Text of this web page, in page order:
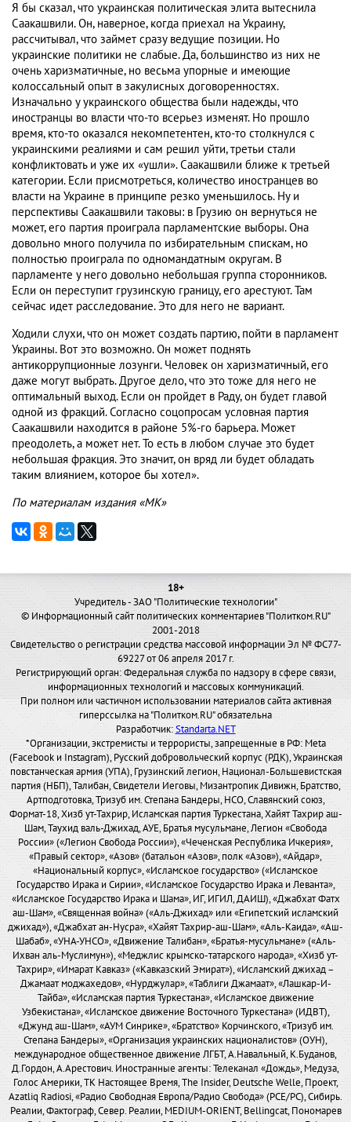
Я бы сказал, что украинская политическая элита вытеснила
Саакашвили. Он, наверное, когда приехал на Украину,
рассчитывал, что займет сразу ведущие позиции. Но
украинские политики не слабые. Да, большинство из них не
очень харизматичные, но весьма упорные и имеющие
колоссальный опыт в закулисных договоренностях.
Изначально у украинского общества были надежды, что
иностранцы во власти что-то всерьез изменят. Но прошло
время, кто-то оказался некомпетентен, кто-то столкнулся с
украинскими реалиями и сам решил уйти, третьи стали
конфликтовать и уже их «ушли». Саакашвили ближе к третьей
категории. Если присмотреться, количество иностранцев во
власти на Украине в принципе резко уменьшилось. Ну и
перспективы Саакашвили таковы: в Грузию он вернуться не
может, его партия проиграла парламентские выборы. Она
довольно много получила по избирательным спискам, но
полностью проиграла по одномандатным округам. В
парламенте у него довольно небольшая группа сторонников.
Если он переступит грузинскую границу, его арестуют. Там
сейчас идет расследование. Это для него не вариант.
Ходили слухи, что он может создать партию, пойти в парламент
Украины. Вот это возможно. Он может поднять
антикоррупционные лозунги. Человек он харизматичный, его
даже могут выбрать. Другое дело, что это тоже для него не
оптимальный выход. Если он пройдет в Раду, он будет главой
одной из фракций. Согласно соцопросам условная партия
Саакашвили находится в районе 5%-го барьера. Может
преодолеть, а может нет. То есть в любом случае это будет
небольшая фракция. Это значит, он вряд ли будет обладать
таким влиянием, которое бы хотел».
По материалам издания «МК»
18+
Учредитель - ЗАО "Политические технологии"
© Информационный сайт политических комментариев "Политком.RU"
2001-2018
Свидетельство о регистрации средства массовой информации Эл № ФС77-
69227 от 06 апреля 2017 г.
Регистрирующий орган: Федеральная служба по надзору в сфере связи,
информационных технологий и массовых коммуникаций.
При полном или частичном использовании материалов сайта активная
гиперссылка на "Политком.RU" обязательна
Разработчик:Standarta.NET
*Организации, экстремисты и террористы, запрещенные в РФ: Meta
(Facebook и Instagram), Русский добровольческий корпус (РДК), Украинская
повстанческая армия (УПА), Грузинский легион, Национал-Большевистская
партия (НБП), Талибан, Свидетели Иеговы, Мизантропик Дивижн, Братство,
Артподготовка, Тризуб им. Степана Бандеры, НСО, Славянский союз,
Формат-18, Хизб ут-Тахрир, Исламская партия Туркестана, Хайят Тахрир аш-
Шам, Таухид валь-Джихад, АУЕ, Братья мусульмане, Легион «Свобода
России» («Легион Свобода России»), «Чеченская Республика Ичкерия»,
«Правый сектор», «Азов» (батальон «Азов», полк «Азов»), «Айдар»,
«Национальный корпус», «Исламское государство» («Исламское
Государство Ирака и Сирии», «Исламское Государство Ирака и Леванта»,
«Исламское Государство Ирака и Шама», ИГ, ИГИЛ, ДАИШ), «Джабхат Фатх
аш-Шам», «Священная война» («Аль-Джихад» или «Египетский исламский
джихад»), «Джабхат ан-Нусра», «Хайят Тахрир-аш-Шам», «Аль-Каида», «Аш-
Шабаб», «УНА-УНСО», «Движение Талибан», «Братья-мусульмане» («Аль-
Ихван аль-Муслимун»), «Меджлис крымско-татарского народа», «Хизб ут-
Тахрир», «Имарат Кавказ» («Кавказский Эмират»), «Исламский джихад –
Джамаат моджахедов», «Нурджулар», «Таблиги Джамаат», «Лашкар-И-
Тайба», «Исламская партия Туркестана», «Исламское движение
Узбекистана», «Исламское движение Восточного Туркестана» (ИДВТ),
«Джунд аш-Шам», «АУМ Синрике», «Братство» Корчинского, «Тризуб им.
Степана Бандеры», «Организация украинских националистов» (ОУН),
международное общественное движение ЛГБТ, А.Навальный, К.Буданов,
Д.Гордон, А.Арестович. Иностранные агенты: Телеканал «Дождь», Медуза,
Голос Америки, ТК Настоящее Время, The Insider, Deutsche Welle, Проект,
Azatliq Radiosi, «Радио Свободная Европа/Радио Свобода» (PCE/PC), Сибирь.
Реалии, Фактограф, Север. Реалии, MEDIUM-ORIENT, Bellingcat, Пономарев